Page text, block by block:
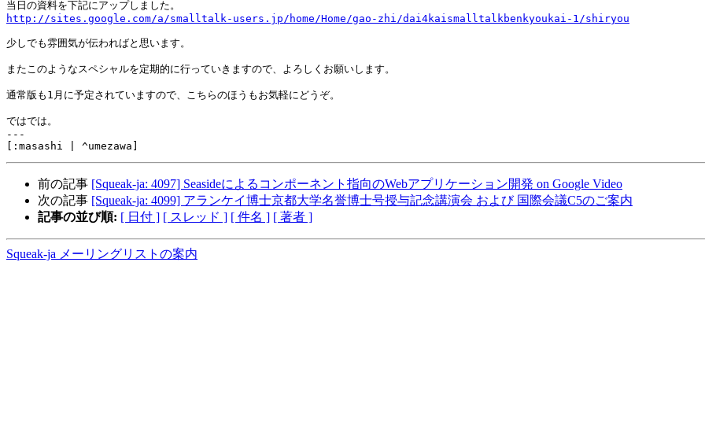
http://sites.google.com/a/smalltalk-users.jp/home/Home/gao-zhi/dai4kaismalltalkbenkyoukai-1/shiryou
少しでも雰囲気が伝わればと思います。
またこのようなスペシャルを定期的に行っていきますので、よろしくお願いします。
通常版も1月に予定されていますので、こちらのほうもお気軽にどうぞ。
ではでは。
---
前の記事 [Squeak-ja: 4097] Seasideによるコンポーネント指向のWebアプリケーション開発 on Google Video
次の記事 [Squeak-ja: 4099] アランケイ博士京都大学名誉博士号授与記念講演会 および 国際会議C5のご案内
記事の並び順: [ 日付 ] [ スレッド ] [ 件名 ] [ 著者 ]
Squeak-ja メーリングリストの案内